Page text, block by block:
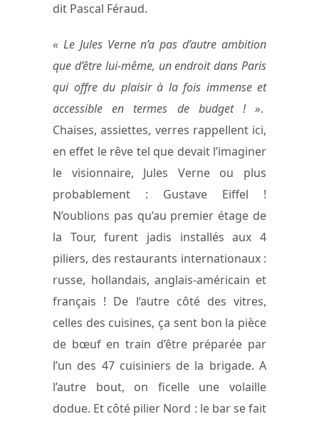
dit Pascal Féraud.
« Le Jules Verne n’a pas d’autre ambition
que d’être lui-même, un endroit dans Paris
qui offre du plaisir à la fois immense et
accessible en termes de budget ! ».
Chaises, assiettes, verres rappellent ici,
en effet le rêve tel que devait l’imaginer
le visionnaire, Jules Verne ou plus
probablement : Gustave Eiffel !
N’oublions pas qu’au premier étage de
la Tour, furent jadis installés aux 4
piliers, des restaurants internationaux :
russe, hollandais, anglais-américain et
français ! De l’autre côté des vitres,
celles des cuisines, ça sent bon la pièce
de bœuf en train d’être préparée par
l’un des 47 cuisiniers de la brigade. A
l’autre bout, on ficelle une volaille
dodue. Et côté pilier Nord : le bar se fait